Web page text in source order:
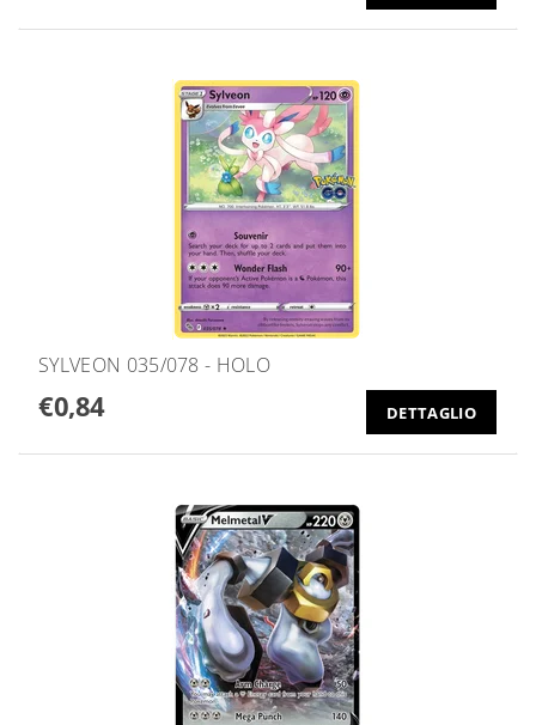
SYLVEON 035/078 - HOLO
€0,84 DETTAGLIO